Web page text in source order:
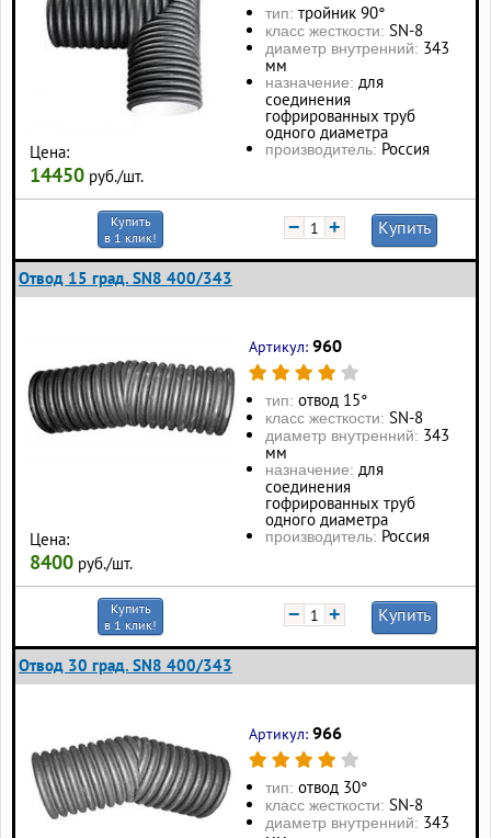
Цена:
14450 руб./шт.
тип: тройник 90°
класс жесткости: SN-8
диаметр внутренний: 343
мм
назначение: для
соединения
гофрированных труб
одного диаметра
производитель: Россия
Купить
в 1 клик!
− + Купить
Отвод 15 град. SN8 400/343
Цена:
8400 руб./шт.
Артикул: 960
тип: отвод 15°
класс жесткости: SN-8
диаметр внутренний: 343
мм
назначение: для
соединения
гофрированных труб
одного диаметра
производитель: Россия
Купить
в 1 клик!
− + Купить
Отвод 30 град. SN8 400/343
Артикул: 966
тип: отвод 30°
класс жесткости: SN-8
диаметр внутренний: 343